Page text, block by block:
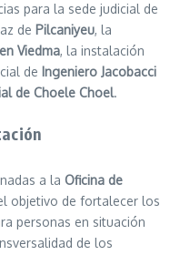
para la sede judicial de
de Pilcaniyeu, la
Viedma, la instalación
de Ingeniero Jacobacci
de Choele Choel.
a la Oficina de
objetivo de fortalecer los
personas en situación
de los